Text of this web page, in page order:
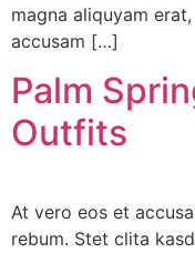
magna aliquyam
accusam […]
Palm
Outfits
At vero eos et
rebum. Stet clita